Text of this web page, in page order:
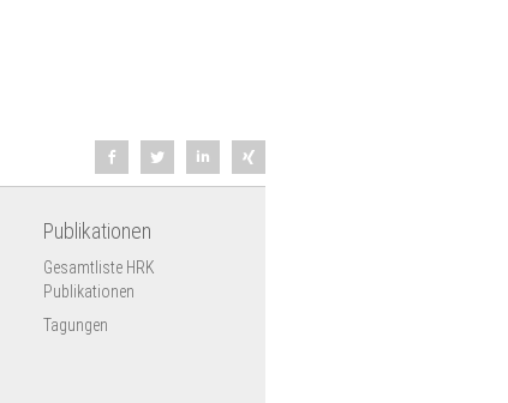
Publikationen
Gesamtliste HRK
Publikationen
Tagungen